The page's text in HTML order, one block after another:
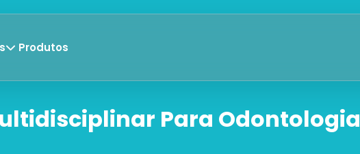
Produtos
Para Odontologia